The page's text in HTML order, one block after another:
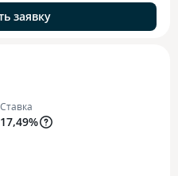
заявку
Ставка
17,49%